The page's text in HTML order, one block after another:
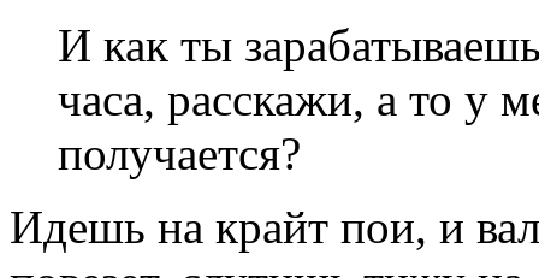
И как ты
часа, расскажи, а то у
получается?
Идешь на крайт пои, и